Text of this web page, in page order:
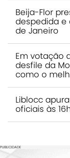
Beija-Flor
despedida e
de Janeiro
Em votação
desfile da
como o
Liblocc
oficiais às
PUBLICIDADE